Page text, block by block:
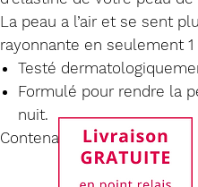
La peau a l’air et se sent
rayonnante en seulement 1
Testé
Formulé pour rendre la
nuit.
Contenance 50ml